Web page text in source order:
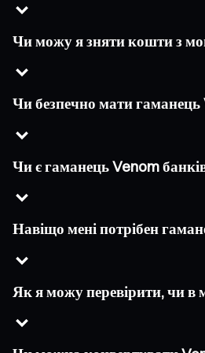
Чи можу я зняти кошти з
Чи безпечно мати
Чи є гаманець Venom
Навіщо мені потрібен
Як я можу перевірити, чи в